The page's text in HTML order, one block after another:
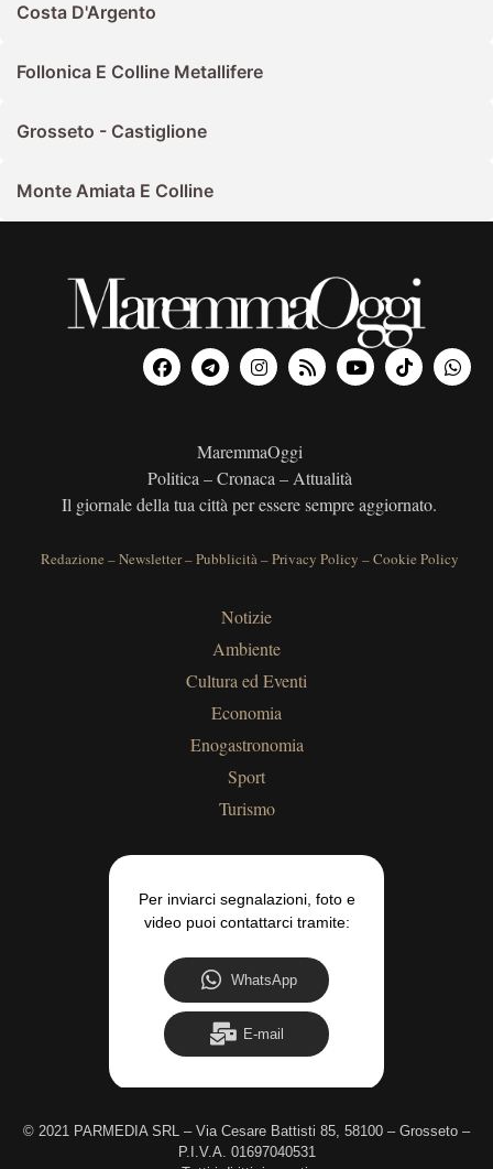
Costa D'Argento
Follonica E Colline Metallifere
Grosseto - Castiglione
Monte Amiata E Colline
MaremmaOggi
Politica – Cronaca – Attualità
Il giornale della tua città per essere sempre aggiornato.
Redazione –Newsletter–Pubblicità–Privacy Policy –Cookie Policy
Notizie
Ambiente
Cultura ed Eventi
Economia
Enogastronomia
Sport
Turismo
Per inviarci segnalazioni, foto e
video puoi contattarci tramite:
WhatsApp
E-mail
© 2021 PARMEDIA SRL – Via Cesare Battisti 85, 58100 – Grosseto –
P.I.V.A. 01697040531